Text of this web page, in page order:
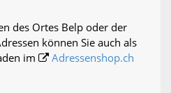
des Ortes Belp oder der
können Sie auch als
im
Adressenshop.ch